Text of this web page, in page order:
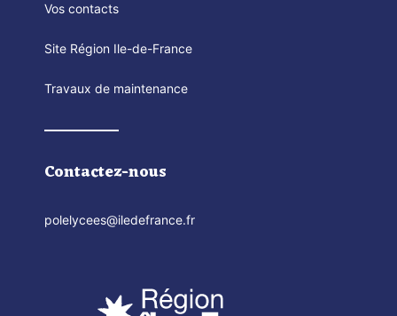
Vos contacts
Site Région Ile-de-France
Travaux de maintenance
Contactez-nous
polelycees@iledefrance.fr